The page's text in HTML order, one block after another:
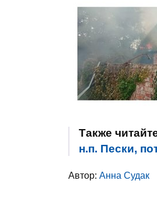
Также
н.п. Пески,
Автор: Анна Судак